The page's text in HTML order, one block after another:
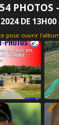
PHOTOS
DE
pour ouvrir